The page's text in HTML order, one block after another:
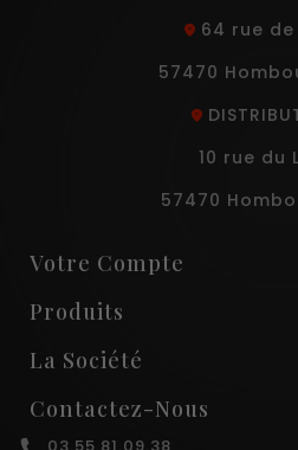
64 rue de
57470
10 rue du
57470
Votre Compte
Produits
La Société
Contactez-Nous
03.55.81.09.38